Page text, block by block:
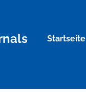
Startseite